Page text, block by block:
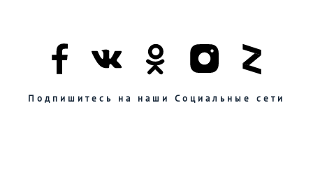
Подпишитесь на наши Социальные сети